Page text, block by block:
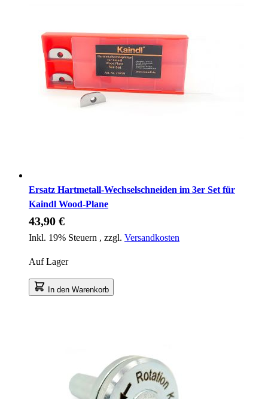
Ersatz Hartmetall-Wechselschneiden im 3er Set für
Kaindl Wood-Plane
43,90 €
Inkl. 19% Steuern , zzgl. Versandkosten
Auf Lager
In den Warenkorb